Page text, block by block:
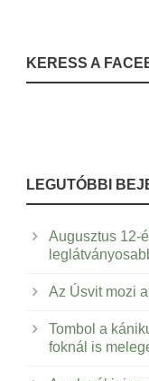
KERESS A
LEGUTÓBBI
Augusztus 12-
Az Úsvit mozi
Tombol a
foknál is